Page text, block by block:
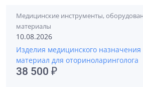
Медицинские инструменты,
материалы
10.08.2026
Изделия медицинского
материал для оториноларинголога
38 500 ₽